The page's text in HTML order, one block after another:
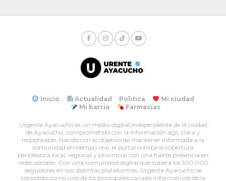
Inicio Actualidad Politica
Mi ciudad
Mi barrio
Farmacias
Urgente Ayacucho es un medio digital independiente de la ciudad
de Ayacucho, comprometido con la información ágil, clara y
responsable. Nacido con el objetivo de mantener informada a la
comunidad en tiempo real, el portal combina cobertura
periodística local, regional y provincial con una fuerte presencia en
redes sociales. Con una comunidad digital que supera los 100.000
seguidores en sus distintas plataformas, Urgente Ayacucho se
consolidó como uno de los principales canales informativos de la